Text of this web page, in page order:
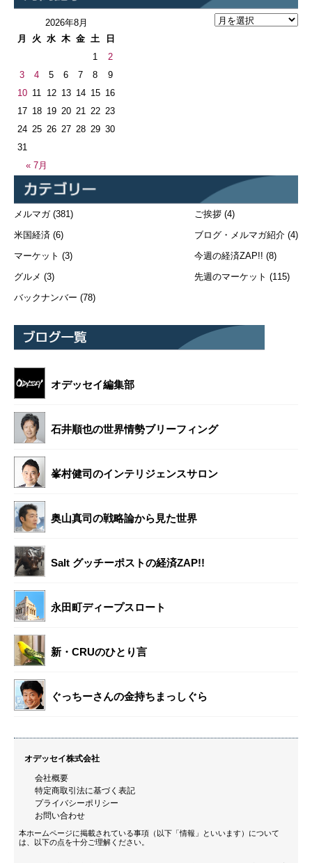
2026年8月
月
火 水 木 金 土 日
« 7月
1
2
3
4 5 6 7 8
9
10 11 12 13 14 15 16
17 18 19 20 21 22 23
24 25 26 27 28 29 30
31
メルマガ(381)
米国経済 (6)
マーケット (3)
グルメ (3)
バックナンバー (78)
ご挨拶 (4)
ブログ・メルマガ紹介 (4)
今週の経済ZAP!! (8)
先週のマーケット (115)
オデッセイ編集部
石井順也の世界情勢ブリーフィング
峯村健司のインテリジェンスサロン
奥山真司の戦略論から見た世界
Salt グッチーポストの経済ZAP!!
永田町ディープスロート
新・CRUのひとり言
ぐっちーさんの金持ちまっしぐら
オデッセイ株式会社
会社概要
特定商取引法に基づく表記
プライバシーポリシー
お問い合わせ
本ホームページに掲載されている事項（以下「情報」といいます）について
は、以下の点を十分ご理解ください。